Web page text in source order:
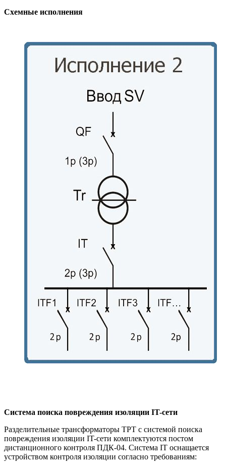
Схемные исполнения
Система поиска повреждения изоляции IT-сети
Разделительные трансформаторы ТРТ с системой поиска
повреждения изоляции IT-сети комплектуются постом
дистанционного контроля ПДК-04. Система IT оснащается
устройством контроля изоляции согласно требованиям: